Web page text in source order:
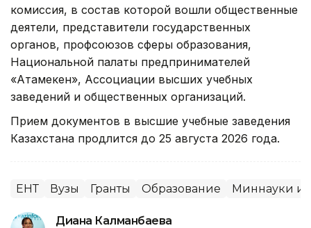
комиссия, в состав которой вошли общественные
деятели, представители государственных
органов, профсоюзов сферы образования,
Национальной палаты предпринимателей
«Атамекен», Ассоциации высших учебных
заведений и общественных организаций.
Прием документов в высшие учебные заведения
Казахстана продлится до 25 августа 2026 года.
ЕНТ Вузы Гранты Образование Миннауки и
Диана Калманбаева